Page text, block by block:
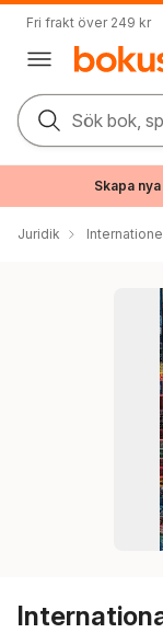
Fri frakt över 249 kr
Sök bok,
Skapa
Juridik